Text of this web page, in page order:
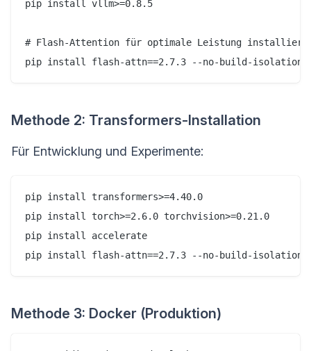
pip install vllm>=0.8.5
# Flash-Attention für optimale Leistung
Methode 2: Transformers-Installation
Für Entwicklung und Experimente:
pip install transformers>=4.40.0
pip install torch>=2.6.0 torchvision>=0.21.0
pip install accelerate
Methode 3: Docker (Produktion)